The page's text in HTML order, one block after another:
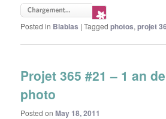
Posted in Blablas |Tagged photos,projet
Projet 365 #21 – 1 an de
photo
Posted onMay 18, 2011